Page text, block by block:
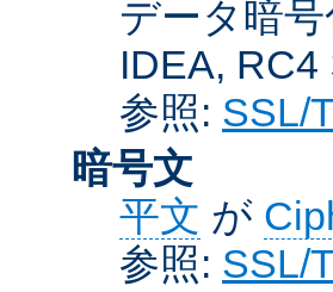
データ暗
IDEA, RC4
参照: SSL/
暗号文
平文 が
参照: SSL/